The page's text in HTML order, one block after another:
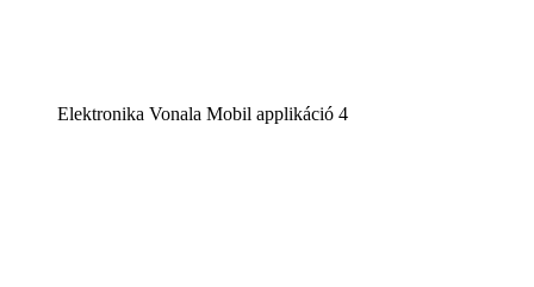
Elektronika Vonala Mobil applikáció 4